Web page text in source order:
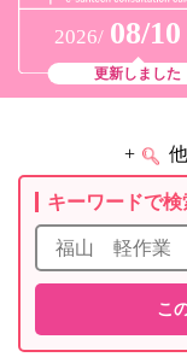
2026/ 08/10
更新しました
+
キーワードで検